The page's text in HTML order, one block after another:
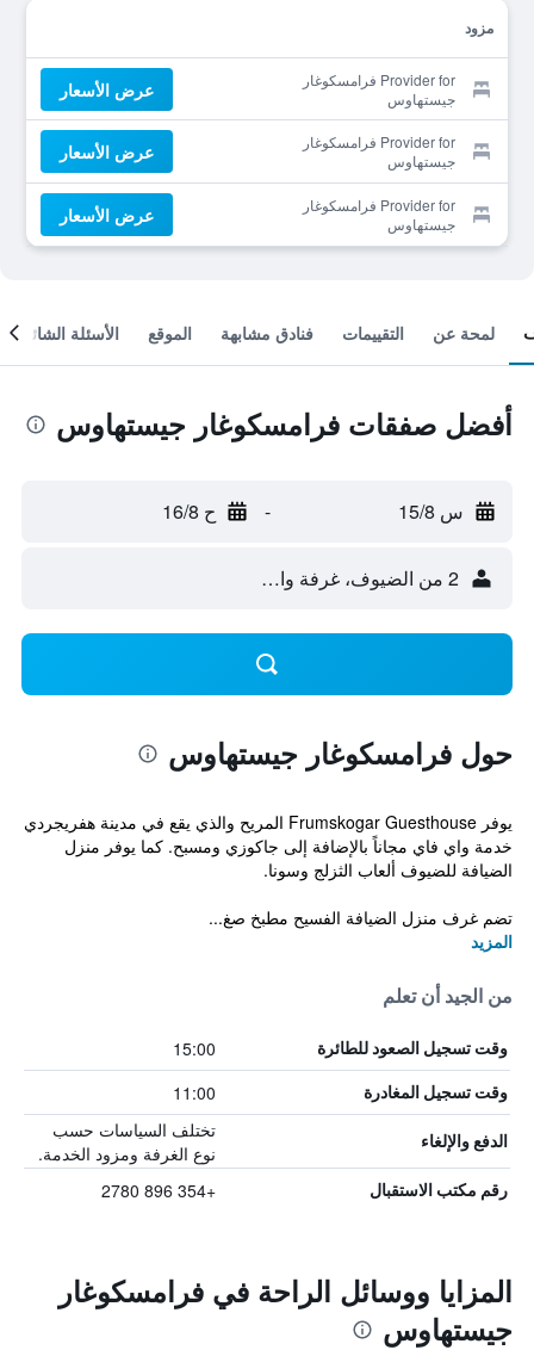
مزود
Provider for فرامسكوغار
جيستهاوس
عرض الأسعار
Provider for فرامسكوغار
جيستهاوس
عرض الأسعار
Provider for فرامسكوغار
جيستهاوس
عرض الأسعار
لمحة عن التقييمات فنادق مشابهة الموقع الأسئلة الشائعة
أفضل صفقات فرامسكوغار جيستهاوس
س 15/8 - ح 16/8
2 من الضيوف، غرفة واحدة
حول فرامسكوغار جيستهاوس
يوفر Frumskogar Guesthouse المريح والذي يقع في مدينة هفريجردي
خدمة واي فاي مجاناً بالإضافة إلى جاكوزي ومسبح. كما يوفر منزل
الضيافة للضيوف ألعاب الثزلج وسونا.
تضم غرف منزل الضيافة الفسيح مطبخ صغ...
المزيد
من الجيد أن تعلم
وقت تسجيل الصعود للطائرة 15:00
وقت تسجيل المغادرة 11:00
الدفع والإلغاء
تختلف السياسات حسب
نوع الغرفة ومزود الخدمة.
رقم مكتب الاستقبال +354 896 2780
المزايا ووسائل الراحة في فرامسكوغار
جيستهاوس